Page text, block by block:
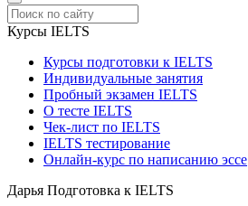
Курсы IELTS
Курсы подготовки к IELTS
Индивидуальные занятия
Пробный экзамен IELTS
О тесте IELTS
Чек-лист по IELTS
IELTS тестирование
Онлайн-курс по написанию эссе
Дарья Подготовка к IELTS